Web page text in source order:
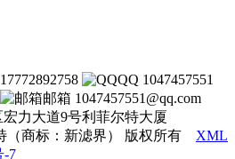
QQ 1047457551
邮箱 1047457551@qq.com
力大道9号利菲尔特大厦
（商标：新滤界） 版权所有 XML
-7